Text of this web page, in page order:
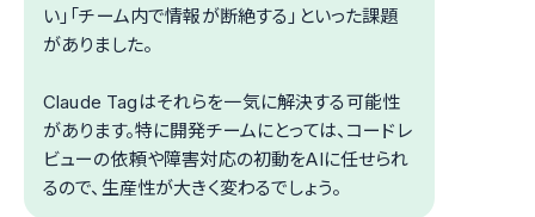
い」「チーム内で情報が断絶する」といった課題
がありました。
Claude Tagはそれらを一気に解決する可能性
があります。特に開発チームにとっては、コードレ
ビューの依頼や障害対応の初動をAIに任せられ
るので、生産性が大きく変わるでしょう。